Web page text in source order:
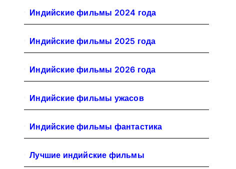
Индийские фильмы 2024 года
Индийские фильмы 2025 года
Индийские фильмы 2026 года
Индийские фильмы ужасов
Индийские фильмы фантастика
Лучшие индийские фильмы